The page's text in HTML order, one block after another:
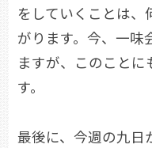
をしていくことは、
がります。今、一味
ますが、このことに
す。
最後に、今週の九日